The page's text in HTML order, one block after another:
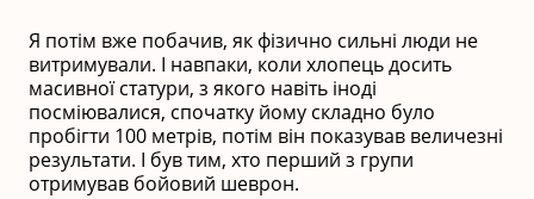
Я потім вже побачив, як фізично сильні люди не
витримували. І навпаки, коли хлопець досить
масивної статури, з якого навіть іноді
посміювалися, спочатку йому складно було
пробігти 100 метрів, потім він показував величезні
результати. І був тим, хто перший з групи
отримував бойовий шеврон.